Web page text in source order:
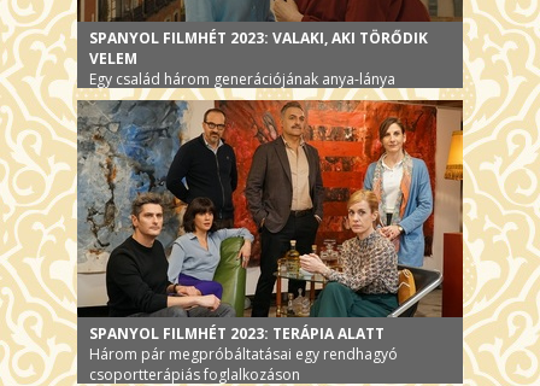
SPANYOL FILMHÉT 2023: VALAKI, AKI TÖRŐDIK
VELEM
Egy család három generációjának anya-lánya
viszonyai Csehov tollára méltó függésrendeszerben
SPANYOL FILMHÉT 2023: TERÁPIA ALATT
Három pár megpróbáltatásai egy rendhagyó
csoportterápiás foglalkozáson